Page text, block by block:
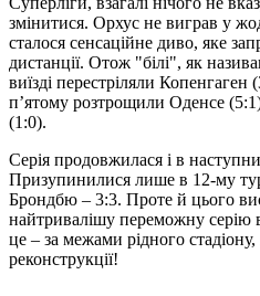
змінитися. Орхус не виграв у
сталося сенсаційне диво, яке
дистанції. Отож "білі", як
виїзді перестріляли
п’ятому розтрощили Оденсе
(1:0).
Серія продовжилася і в
Призупинилися лише в 12-му
Брондбю – 3:3. Проте й цього
найтривалішу переможну серію
це – за межами рідного
реконструкції!